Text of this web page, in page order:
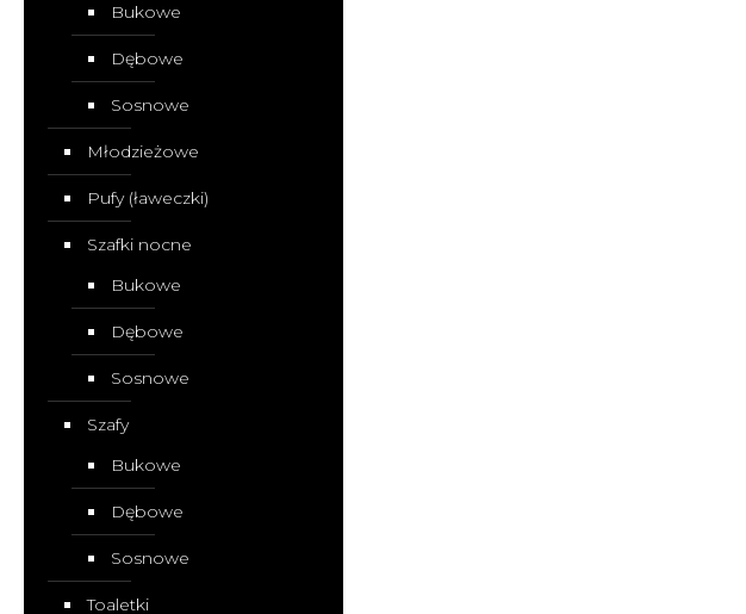
Bukowe
Dębowe
Sosnowe
Młodzieżowe
Pufy (ławeczki)
Szafki nocne
Bukowe
Dębowe
Sosnowe
Szafy
Bukowe
Dębowe
Sosnowe
Toaletki